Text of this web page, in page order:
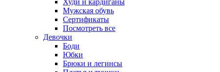
Мужская обувь
Сертификаты
Посмотреть все
Девочки
Боди
Юбки
Брюки и легинсы